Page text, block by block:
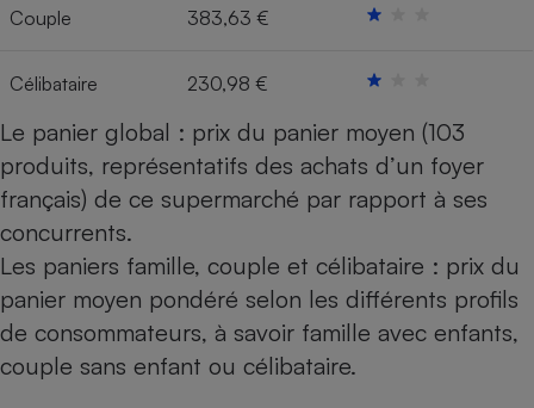
Couple 383,63 €
Célibataire 230,98 €
Le panier global : prix du panier moyen (103
produits, représentatifs des achats d’un foyer
français) de ce supermarché par rapport à ses
concurrents.
Les paniers famille, couple et célibataire : prix du
panier moyen pondéré selon les différents profils
de consommateurs, à savoir famille avec enfants,
couple sans enfant ou célibataire.